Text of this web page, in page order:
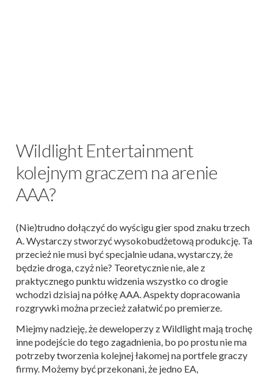
Wildlight Entertainment
kolejnym graczem na arenie
AAA?
(Nie)trudno dołączyć do wyścigu gier spod znaku trzech
A. Wystarczy stworzyć wysokobudżetową produkcję. Ta
przecież nie musi być specjalnie udana, wystarczy, że
będzie droga, czyż nie? Teoretycznie nie, ale z
praktycznego punktu widzenia wszystko co drogie
wchodzi dzisiaj na półkę AAA. Aspekty dopracowania
rozgrywki można przecież załatwić po premierze.
Miejmy nadzieję, że deweloperzy z Wildlight mają trochę
inne podejście do tego zagadnienia, bo po prostu nie ma
potrzeby tworzenia kolejnej łakomej na portfele graczy
firmy. Możemy być przekonani, że jedno EA,